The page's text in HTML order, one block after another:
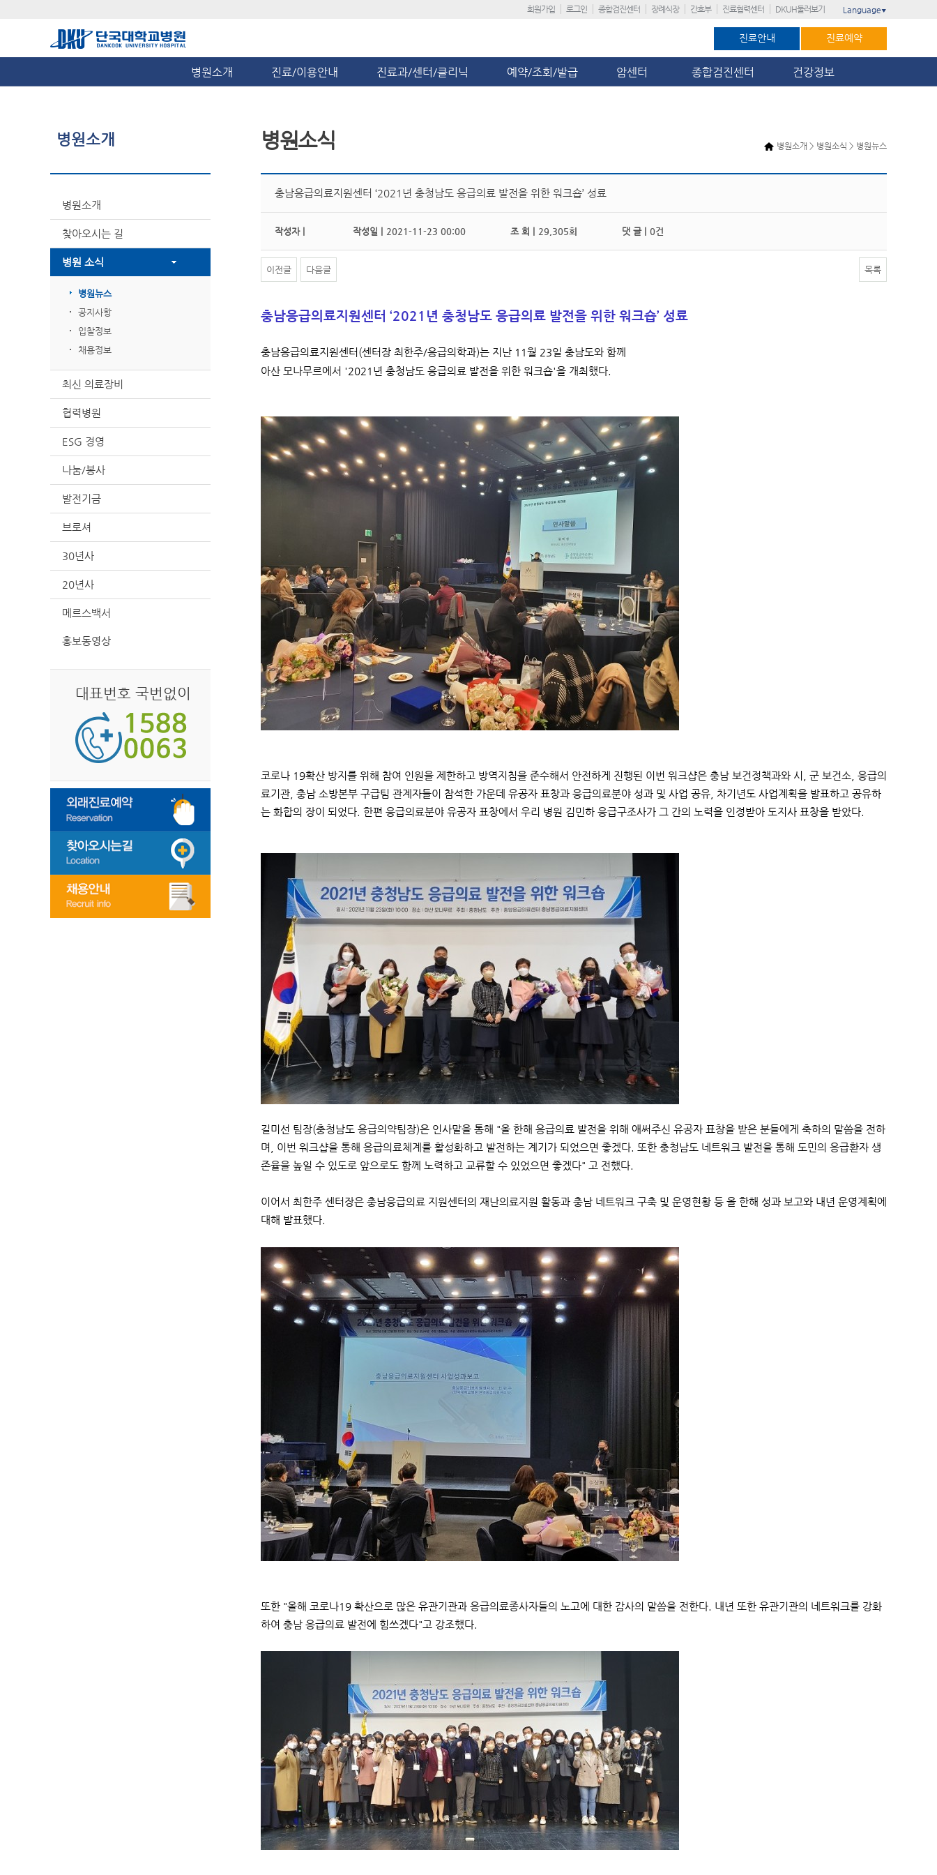
회원가입 로그인 종합검진센터 장례식장 간호부 진료협력센터 DKUH둘러보기 Language ▼
진료안내 진료예약
병원소개 진료/이용안내 진료과/센터/클리닉 예약/조회/발급 암센터 종합검진센터 건강정보
병원소개
병원소개
찾아오시는 길
병원 소식
병원뉴스
공지사항
입찰정보
채용정보
최신 의료장비
협력병원
ESG 경영
나눔/봉사
발전기금
브로셔
30년사
20년사
메르스백서
홍보동영상
대표번호 국번없이
병원소개 > 병원소식 > 병원뉴스
병원소식
충남응급의료지원센터 ‘2021년 충청남도 응급의료 발전을 위한 워크숍’ 성료
작성자 | 작성일 | 2021-11-23 00:00 조 회 | 29,305회 댓 글 | 0건
이전글 다음글 목록
충남응급의료지원센터 ‘2021년 충청남도 응급의료 발전을 위한 워크숍’ 성료
충남응급의료지원센터(센터장 최한주/응급의학과)는 지난 11월 23일 충남도와 함께
아산 모나무르에서 '2021년 충청남도 응급의료 발전을 위한 워크숍'을 개최했다.
코로나 19확산 방지를 위해 참여 인원을 제한하고 방역지침을 준수해서 안전하게 진행된 이번 워크샵은 충남 보건정책과와 시, 군 보건소, 응급의
료기관, 충남 소방본부 구급팀 관계자들이 참석한 가운데 유공자 표창과 응급의료분야 성과 및 사업 공유, 차기년도 사업계획을 발표하고 공유하
는 화합의 장이 되었다. 한편 응급의료분야 유공자 표창에서 우리 병원 김민하 응급구조사가 그 간의 노력을 인정받아 도지사 표창을 받았다.
길미선 팀장(충청남도 응급의약팀장)은 인사말을 통해 "올 한해 응급의료 발전을 위해 애써주신 유공자 표창을 받은 분들에게 축하의 말씀을 전하
며, 이번 워크샵을 통해 응급의료체계를 활성화하고 발전하는 계기가 되었으면 좋겠다. 또한 충청남도 네트워크 발전을 통해 도민의 응급환자 생
존율을 높일 수 있도로 앞으로도 함께 노력하고 교류할 수 있었으면 좋겠다" 고 전했다.
이어서 최한주 센터장은 충남응급의료 지원센터의 재난의료지원 활동과 충남 네트워크 구축 및 운영현황 등 올 한해 성과 보고와 내년 운영계획에
대해 발표했다.
또한 "올해 코로나19 확산으로 많은 유관기관과 응급의료종사자들의 노고에 대한 감사의 말씀을 전한다. 내년 또한 유관기관의 네트워크를 강화
하여 충남 응급의료 발전에 힘쓰겠다"고 강조했다.